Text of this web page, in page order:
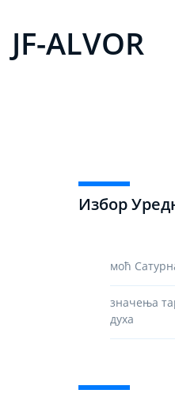
JF-ALVOR
Избор
моћ
значења
духа